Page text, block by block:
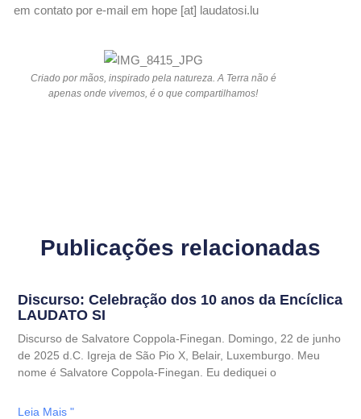
em contato por e-mail em hope [at] laudatosi.lu
Criado por mãos, inspirado pela natureza. A Terra não é
apenas onde vivemos, é o que compartilhamos!
Publicações relacionadas
Discurso: Celebração dos 10 anos da Encíclica
LAUDATO SI
Discurso de Salvatore Coppola-Finegan. Domingo, 22 de junho
de 2025 d.C. Igreja de São Pio X, Belair, Luxemburgo. Meu
nome é Salvatore Coppola-Finegan. Eu dediquei o
Leia Mais "